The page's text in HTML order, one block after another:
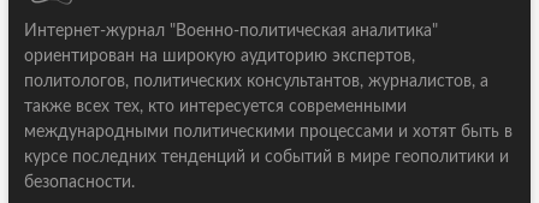
Интернет-журнал "Военно-политическая аналитика"
ориентирован на широкую аудиторию экспертов,
политологов, политических консультантов, журналистов, а
также всех тех, кто интересуется современными
международными политическими процессами и хотят быть в
курсе последних тенденций и событий в мире геополитики и
безопасности.